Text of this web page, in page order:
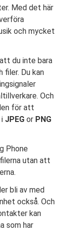
Med det här
och mycket
du inte bara
filer. Du kan
Och
för att
JPEG or PNG
Phone
utan att
bli av med
också. Och
kan
som har